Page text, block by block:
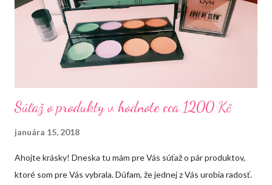
Súťaž o produkty v hodnote cca 1200 Kč
januára 15, 2018
Ahojte krásky! Dneska tu mám pre Vás súťaž o pár produktov,
ktoré som pre Vás vybrala. Dúfam, že jednej z Vás urobia radosť.